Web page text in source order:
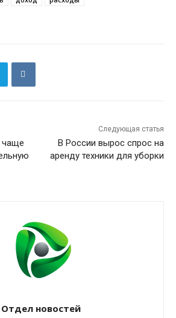
чаще
Следующая статья
В России вырос спрос на
аренду техники для уборки
Отдел новостей